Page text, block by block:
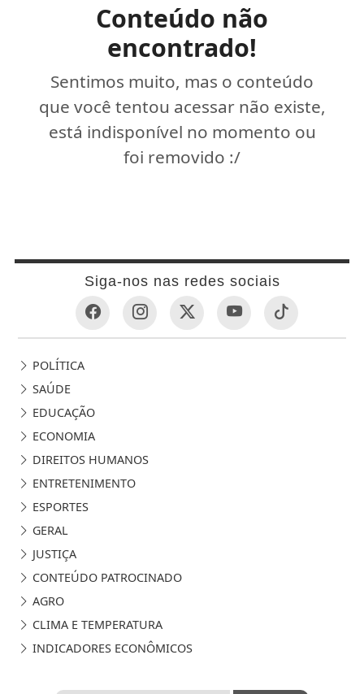
Conteúdo não
encontrado!
Sentimos muito, mas o conteúdo
que você tentou acessar não existe,
está indisponível no momento ou
foi removido :/
Siga-nos nas redes sociais
POLÍTICA
SAÚDE
EDUCAÇÃO
ECONOMIA
DIREITOS HUMANOS
ENTRETENIMENTO
ESPORTES
GERAL
JUSTIÇA
CONTEÚDO PATROCINADO
AGRO
CLIMA E TEMPERATURA
INDICADORES ECONÔMICOS